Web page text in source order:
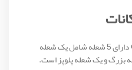
گاز رومیزی اخوان مدل G35-HE دارای 5 شعله شامل یک شعله
و یک شعله پلوپز است.